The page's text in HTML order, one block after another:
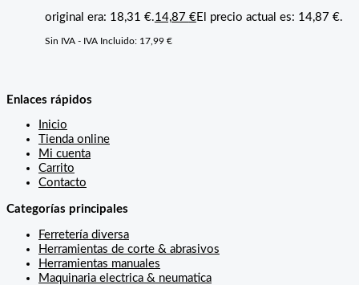
original era: 18,31 €.14,87 €El precio actual es: 14,87 €.
Sin IVA - IVA Incluido: 17,99 €
Enlaces rápidos
Inicio
Tienda online
Mi cuenta
Carrito
Contacto
Categorías principales
Ferretería diversa
Herramientas de corte & abrasivos
Herramientas manuales
Maquinaria electrica & neumatica